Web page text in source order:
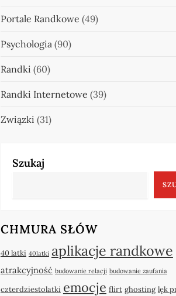
Portale Randkowe (49)
Psychologia(90)
Randki (60)
Randki Internetowe (39)
Związki (31)
Szukaj
CHMURA SŁÓW
40 latki 40latki aplikacje randkowe
atrakcyjność budowanie relacji budowanie zaufania
czterdziestolatki emocje flirt ghosting lęk